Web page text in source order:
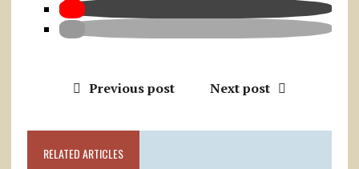
Previous post Next post
RELATED ARTICLES